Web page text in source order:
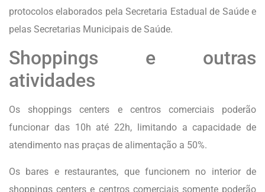
protocolos elaborados pela Secretaria Estadual de Saúde e
pelas Secretarias Municipais de Saúde.
Shoppings e outras
atividades
Os shoppings centers e centros comerciais poderão
funcionar das 10h até 22h, limitando a capacidade de
atendimento nas praças de alimentação a 50%.
Os bares e restaurantes, que funcionem no interior de
shoppings centers e centros comerciais somente poderão